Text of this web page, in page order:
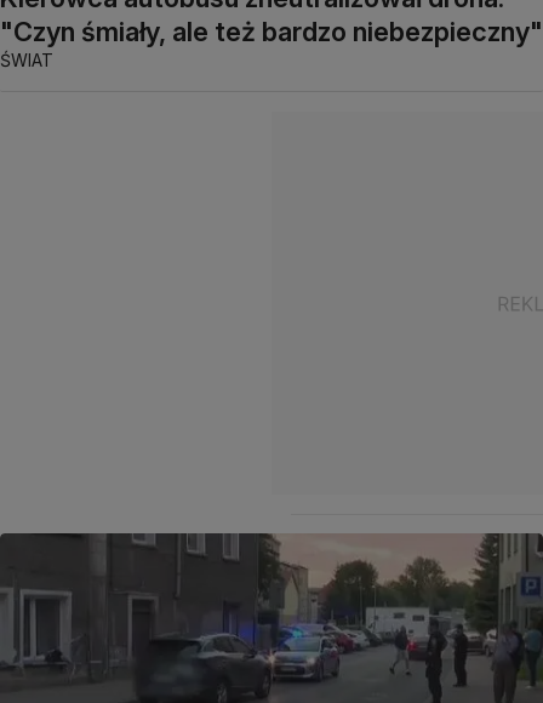
"Czyn śmiały, ale też bardzo niebezpieczny"
ŚWIAT